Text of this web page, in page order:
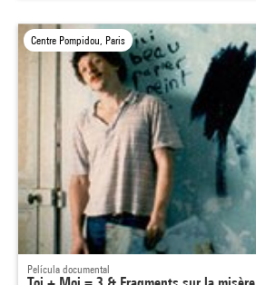
Centre Pompidou, Paris
Película documental